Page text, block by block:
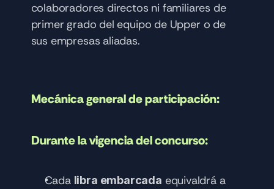
colaboradores directos ni familiares de
primer grado del equipo de Upper o de
sus empresas aliadas.
Mecánica general de participación:
Durante la vigencia del concurso:
Cada libra embarcada equivaldrá a